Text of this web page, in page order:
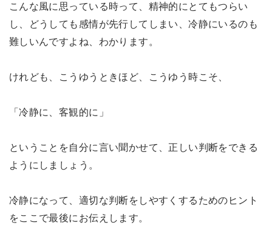
こんな風に思っている時って、精神的にとてもつらい
し、どうしても感情が先行してしまい、冷静にいるのも
難しいんですよね、わかります。
けれども、こうゆうときほど、こうゆう時こそ、
「冷静に、客観的に」
ということを自分に言い聞かせて、正しい判断をできる
ようにしましょう。
冷静になって、適切な判断をしやすくするためのヒント
をここで最後にお伝えします。